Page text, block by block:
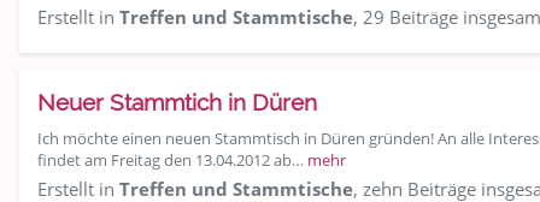
Erstellt in Treffen und Stammtische, 29 Beiträge
Neuer Stammtich in Düren
Ich möchte einen neuen Stammtisch in Düren gründen! An alle
findet am Freitag den 13.04.2012 ab… mehr
Erstellt in Treffen und Stammtische, zehn Beiträge